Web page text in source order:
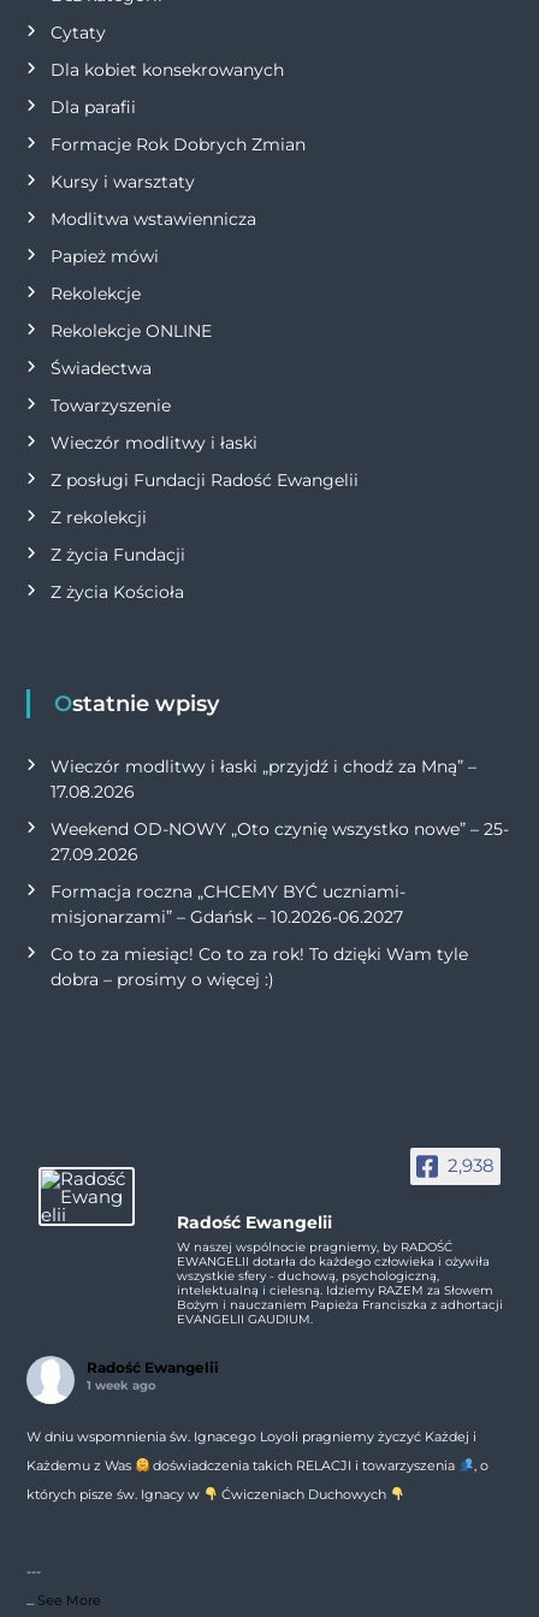
j
a
w
p
i
s
u
Cytaty
Dla kobiet konsekrowanych
Dla parafii
Formacje Rok Dobrych Zmian
Kursy i warsztaty
Modlitwa wstawiennicza
Papież mówi
Rekolekcje
Rekolekcje ONLINE
Świadectwa
Towarzyszenie
Wieczór modlitwy i łaski
Z posługi Fundacji Radość Ewangelii
Z rekolekcji
Z życia Fundacji
Z życia Kościoła
Ostatnie wpisy
Wieczór modlitwy i łaski „przyjdź i chodź za Mną” –
17.08.2026
Weekend OD-NOWY „Oto czynię wszystko nowe” – 25-
27.09.2026
Formacja roczna „CHCEMY BYĆ uczniami-
misjonarzami” – Gdańsk – 10.2026-06.2027
Co to za miesiąc! Co to za rok! To dzięki Wam tyle
dobra – prosimy o więcej :)
2,938
Radość Ewangelii
W naszej wspólnocie pragniemy, by RADOŚĆ
EWANGELII dotarła do każdego człowieka i ożywiła
wszystkie sfery - duchową, psychologiczną,
intelektualną i cielesną. Idziemy RAZEM za Słowem
Bożym i nauczaniem Papieża Franciszka z adhortacji
EVANGELII GAUDIUM.
Radość Ewangelii
1 week ago
W dniu wspomnienia św. Ignacego Loyoli pragniemy życzyć Każdej i
Każdemu z Was
doświadczenia takich RELACJI i towarzyszenia
, o
których pisze św. Ignacy w
Ćwiczeniach Duchowych
---
See More